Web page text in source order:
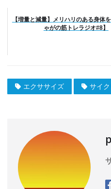
【増量と減量】メリハリのある身体
ゃがの筋トレラジオ#8】
エクササイズ サイ